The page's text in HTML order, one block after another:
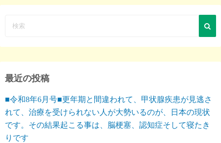
最近の投稿
■令和8年6月号■更年期と間違われて、甲状腺疾患が見逃さ
れて、治療を受けられない人が大勢いるのが、日本の現状
です。その結果起こる事は、脳梗塞、認知症そして寝たき
りです